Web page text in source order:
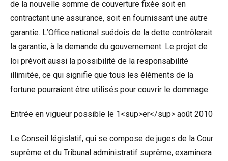
de la nouvelle somme de couverture fixée soit en
contractant une assurance, soit en fournissant une autre
garantie. L’Office national suédois de la dette contrôlerait
la garantie, à la demande du gouvernement. Le projet de
loi prévoit aussi la possibilité de la responsabilité
illimitée, ce qui signifie que tous les éléments de la
fortune pourraient être utilisés pour couvrir le dommage.
Entrée en vigueur possible le 1<sup>er</sup> août 2010
Le Conseil législatif, qui se compose de juges de la Cour
suprême et du Tribunal administratif suprême, examinera